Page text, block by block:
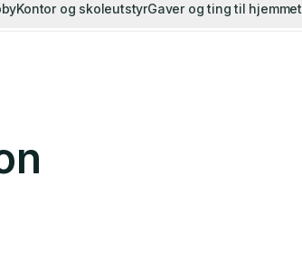
Kontor og skoleutstyrGaver og ting til hjemmet